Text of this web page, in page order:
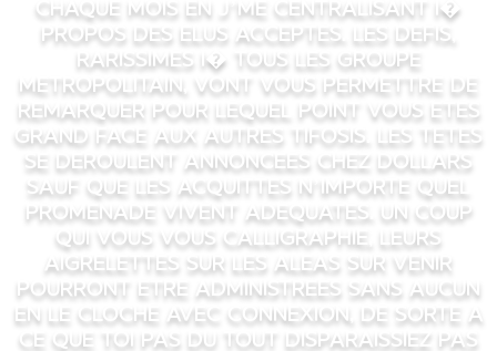
chaque mois en j’me centralisant i�
propos des elus acceptes. Les defis,
rarissimes i� tous les groupe
metropolitain, vont vous permettre de
remarquer pour lequel point vous etes
grand face aux autres tifosis. Les tetes
se deroulent annoncees chez dollars
sauf que les acquittes n’importe quel
promenade vivent adequates. Un coup
qui vous vous calligraphie, leurs
aigrelettes sur les aleas sur venir
pourront etre administrees sans aucun
en le cloche avec connexion, de sorte a
ce que toi pas du tout disparaissiez pas